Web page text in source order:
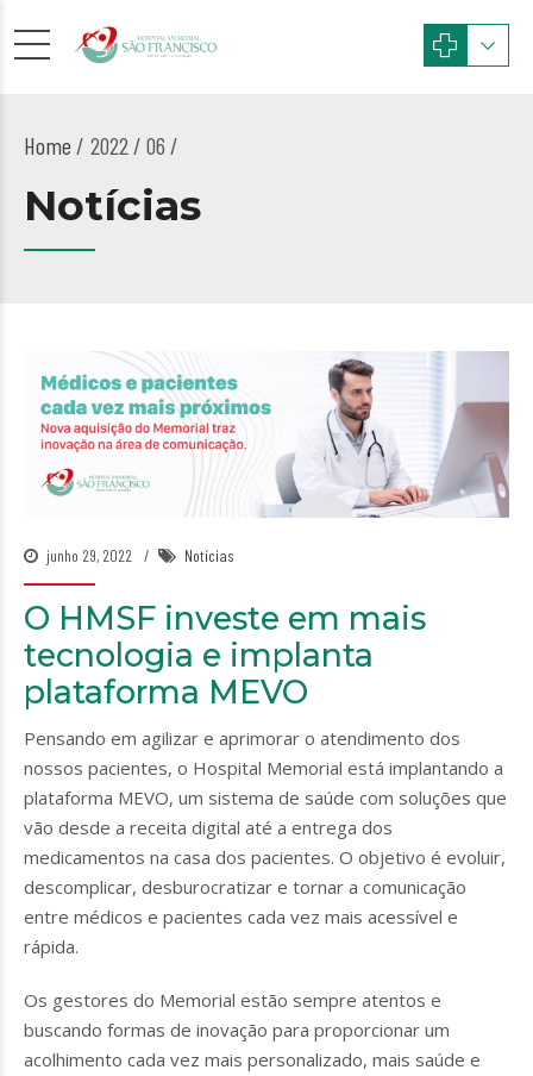
Home 2022 / 06 /
Notícias
junho 29, 2022 Notícias
O HMSF investe em mais
tecnologia e implanta
plataforma MEVO
Pensando em agilizar e aprimorar o atendimento dos
nossos pacientes, o Hospital Memorial está implantando a
plataforma MEVO, um sistema de saúde com soluções que
vão desde a receita digital até a entrega dos
medicamentos na casa dos pacientes. O objetivo é evoluir,
descomplicar, desburocratizar e tornar a comunicação
entre médicos e pacientes cada vez mais acessível e
rápida.
Os gestores do Memorial estão sempre atentos e
buscando formas de inovação para proporcionar um
acolhimento cada vez mais personalizado, mais saúde e